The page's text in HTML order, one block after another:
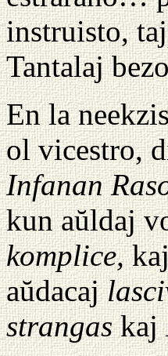
instruisto,
Tantalaj
En la
ol vicestro,
Infanan
kun aŭldaj
komplice,kaj
aŭdacaj
strangaskaj